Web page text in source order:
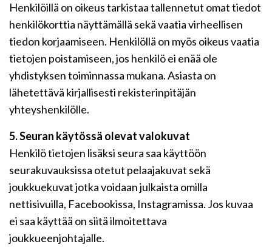
Henkilöillä on oikeus tarkistaa tallennetut omat tiedot
henkilökorttia näyttämällä sekä vaatia virheellisen
tiedon korjaamiseen. Henkilöllä on myös oikeus vaatia
tietojen poistamiseen, jos henkilö ei enää ole
yhdistyksen toiminnassa mukana. Asiasta on
lähetettävä kirjallisesti rekisterinpitäjän
yhteyshenkilölle.
5. Seuran käytössä olevat valokuvat
Henkilö tietojen lisäksi seura saa käyttöön
seurakuvauksissa otetut pelaajakuvat sekä
joukkuekuvat jotka voidaan julkaista omilla
nettisivuilla, Facebookissa, Instagramissa. Jos kuvaa
ei saa käyttää on siitä ilmoitettava
joukkueenjohtajalle.